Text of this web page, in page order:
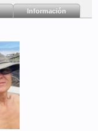
Información